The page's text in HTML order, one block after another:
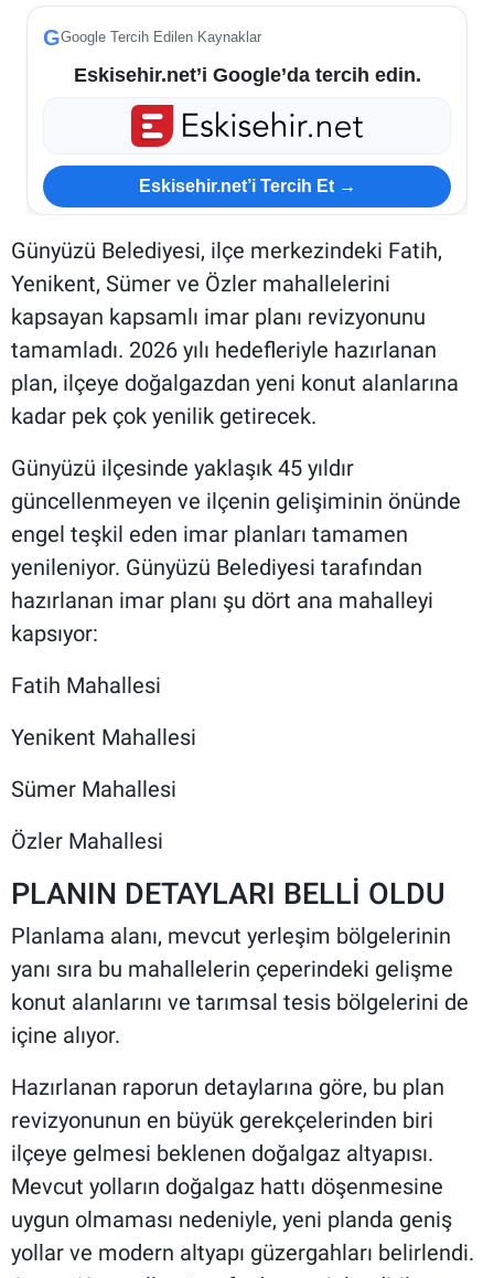
GGoogle Tercih Edilen Kaynaklar
Eskisehir.net’i Google’da tercih edin.
Eskisehir.net’i Tercih Et →
Günyüzü Belediyesi, ilçe merkezindeki Fatih,
Yenikent, Sümer ve Özler mahallelerini
kapsayan kapsamlı imar planı revizyonunu
tamamladı. 2026 yılı hedefleriyle hazırlanan
plan, ilçeye doğalgazdan yeni konut alanlarına
kadar pek çok yenilik getirecek.
Günyüzü ilçesinde yaklaşık 45 yıldır
güncellenmeyen ve ilçenin gelişiminin önünde
engel teşkil eden imar planları tamamen
yenileniyor. Günyüzü Belediyesi tarafından
hazırlanan imar planı şu dört ana mahalleyi
kapsıyor:
Fatih Mahallesi
Yenikent Mahallesi
Sümer Mahallesi
Özler Mahallesi
PLANIN DETAYLARI BELLİ OLDU
Planlama alanı, mevcut yerleşim bölgelerinin
yanı sıra bu mahallelerin çeperindeki gelişme
konut alanlarını ve tarımsal tesis bölgelerini de
içine alıyor.
Hazırlanan raporun detaylarına göre, bu plan
revizyonunun en büyük gerekçelerinden biri
ilçeye gelmesi beklenen doğalgaz altyapısı.
Mevcut yolların doğalgaz hattı döşenmesine
uygun olmaması nedeniyle, yeni planda geniş
yollar ve modern altyapı güzergahları belirlendi.